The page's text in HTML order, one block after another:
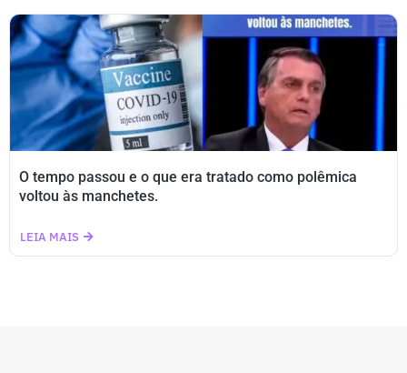
O tempo passou e o que era tratado como polêmica
voltou às manchetes.
LEIA MAIS